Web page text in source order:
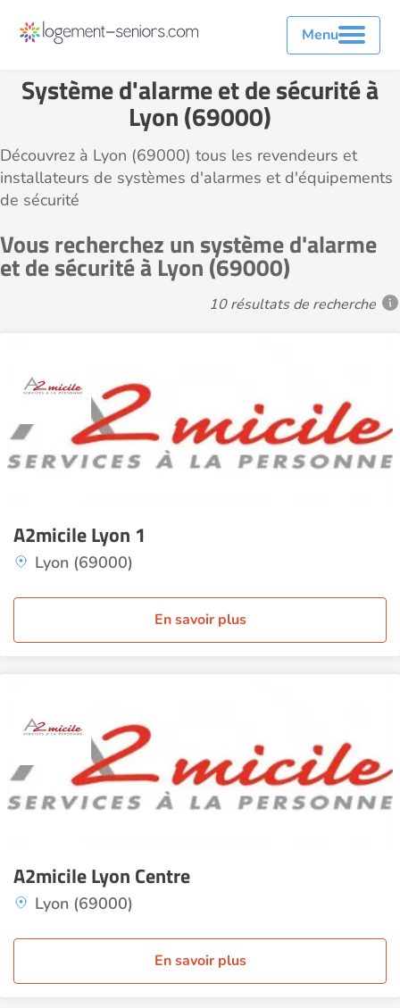
Menu
Système d'alarme et de sécurité à
Lyon (69000)
Découvrez à Lyon (69000) tous les revendeurs et
installateurs de systèmes d'alarmes et d'équipements
de sécurité
Vous recherchez un système d'alarme
et de sécurité à Lyon (69000)
10 résultats de recherche
A2micile Lyon 1
Lyon (69000)
En savoir plus
A2micile Lyon Centre
Lyon (69000)
En savoir plus